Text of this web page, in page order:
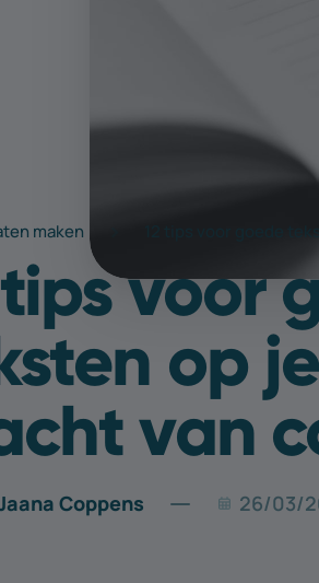
maken 12 tips voor goede
voor
op
van
Coppens 26/03/